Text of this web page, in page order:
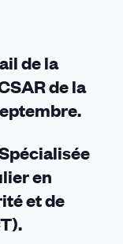
de la
de la
en
et de